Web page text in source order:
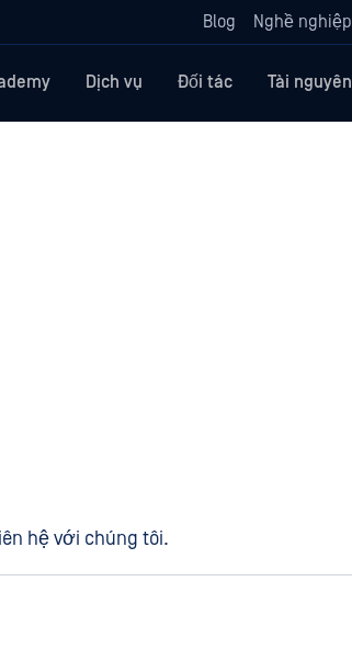
Blog Nghề nghiệp
Dịch vụ Đối tác Tài nguyên
hệ với chúng tôi.